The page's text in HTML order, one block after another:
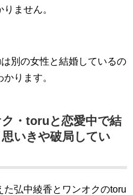
ません。
別の女性と結婚しているの
ります。
・toruと恋愛中で結
いきや破局してい
弘中綾香とワンオクのtoru